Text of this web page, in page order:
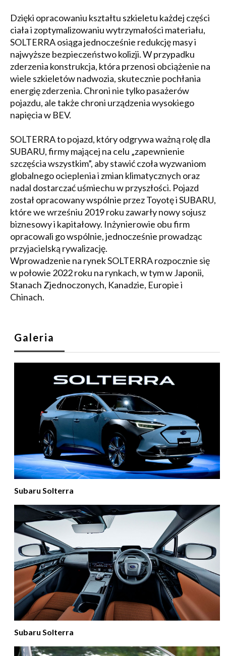
Dzięki opracowaniu kształtu szkieletu każdej części
ciała i zoptymalizowaniu wytrzymałości materiału,
SOLTERRA osiąga jednocześnie redukcję masy i
najwyższe bezpieczeństwo kolizji. W przypadku
zderzenia konstrukcja, która przenosi obciążenie na
wiele szkieletów nadwozia, skutecznie pochłania
energię zderzenia. Chroni nie tylko pasażerów
pojazdu, ale także chroni urządzenia wysokiego
napięcia w BEV.
SOLTERRA to pojazd, który odgrywa ważną rolę dla
SUBARU, firmy mającej na celu „zapewnienie
szczęścia wszystkim”, aby stawić czoła wyzwaniom
globalnego ocieplenia i zmian klimatycznych oraz
nadal dostarczać uśmiechu w przyszłości. Pojazd
został opracowany wspólnie przez Toyotę i SUBARU,
które we wrześniu 2019 roku zawarły nowy sojusz
biznesowy i kapitałowy. Inżynierowie obu firm
opracowali go wspólnie, jednocześnie prowadząc
przyjacielską rywalizację.
Wprowadzenie na rynek SOLTERRA rozpocznie się
w połowie 2022 roku na rynkach, w tym w Japonii,
Stanach Zjednoczonych, Kanadzie, Europie i
Chinach.
Galeria
Subaru Solterra
Subaru Solterra